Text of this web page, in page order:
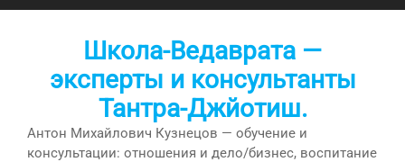
Перейти
Школа-Ведаврата —
эксперты и консультанты
Тантра-Джйотиш.
Антон Михайлович Кузнецов — обучение и
консультации: отношения и дело/бизнес, воспитание